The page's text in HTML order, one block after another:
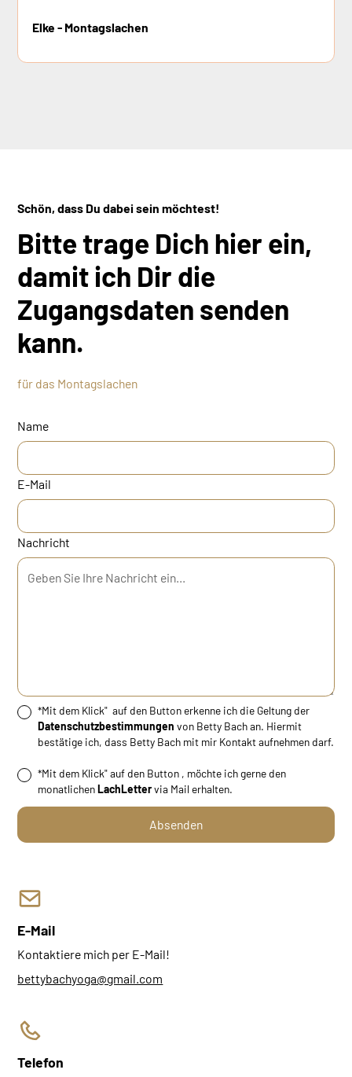
Elke - Montagslachen
Schön, dass Du dabei sein möchtest!
Bitte trage Dich hier ein,
damit ich Dir die
Zugangsdaten senden
kann.
für das Montagslachen
Name
E-Mail
Nachricht
*Mit dem Klick" auf den Button erkenne ich die Geltung der
Datenschutzbestimmungen von Betty Bach an. Hiermit
bestätige ich, dass Betty Bach mit mir Kontakt aufnehmen darf.
*Mit dem Klick" auf den Button , möchte ich gerne den
monatlichenLachLettervia Mail erhalten.
E-Mail
Kontaktiere mich per E-Mail!
bettybachyoga@gmail.com
Telefon